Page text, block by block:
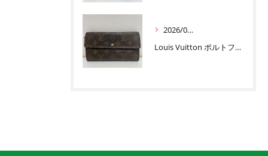
2026/06/30
Louis Vuitton ポルトフォイユ サラ お買取りです